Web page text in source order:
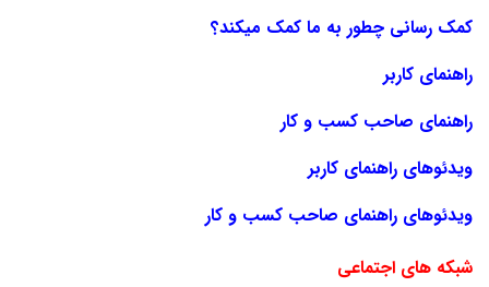
کمک رسانی چطور به ما کمک میکند؟
راهنمای کاربر
راهنمای صاحب کسب و کار
ویدئوهای راهنمای کاربر
ویدئوهای راهنمای صاحب کسب و کار
شبکه های اجتماعی